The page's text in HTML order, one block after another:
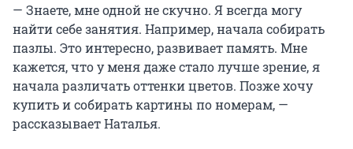
— Знаете, мне одной не скучно. Я всегда могу
найти себе занятия. Например, начала собирать
пазлы. Это интересно, развивает память. Мне
кажется, что у меня даже стало лучше зрение, я
начала различать оттенки цветов. Позже хочу
купить и собирать картины по номерам, —
рассказывает Наталья.